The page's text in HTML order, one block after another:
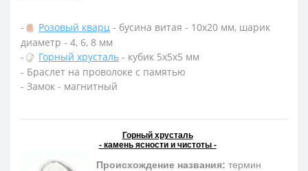
- Розовый кварц - бусина витая - 10х20 мм, шарик
диаметр - 4, 6, 8 мм
-
Горный хрусталь - кубик 5х5х5 мм
- Браслет на проволоке с памятью
- Замок - магнитный
Горный хрусталь
- камень ясности и чистоты -
Происхождение названия: термин